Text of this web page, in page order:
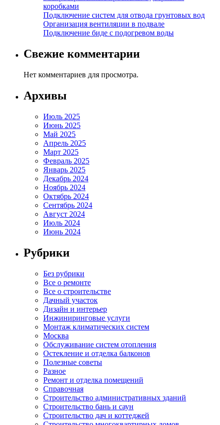
коробками
Подключение систем для отвода грунтовых вод
Организация вентиляции в подвале
Подключение биде с подогревом воды
Свежие комментарии
Нет комментариев для просмотра.
Архивы
Июль 2025
Июнь 2025
Май 2025
Апрель 2025
Март 2025
Февраль 2025
Январь 2025
Декабрь 2024
Ноябрь 2024
Октябрь 2024
Сентябрь 2024
Август 2024
Июль 2024
Июнь 2024
Рубрики
Без рубрики
Все о ремонте
Все о строительстве
Дачный участок
Дизайн и интерьер
Инжиниринговые услуги
Монтаж климатических систем
Москва
Обслуживание систем отопления
Остекление и отделка балконов
Полезные советы
Разное
Ремонт и отделка помещений
Справочная
Строительство административных зданий
Строительство бань и саун
Строительство дач и коттеджей